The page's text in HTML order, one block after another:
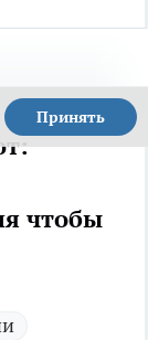
Принять
чтобы